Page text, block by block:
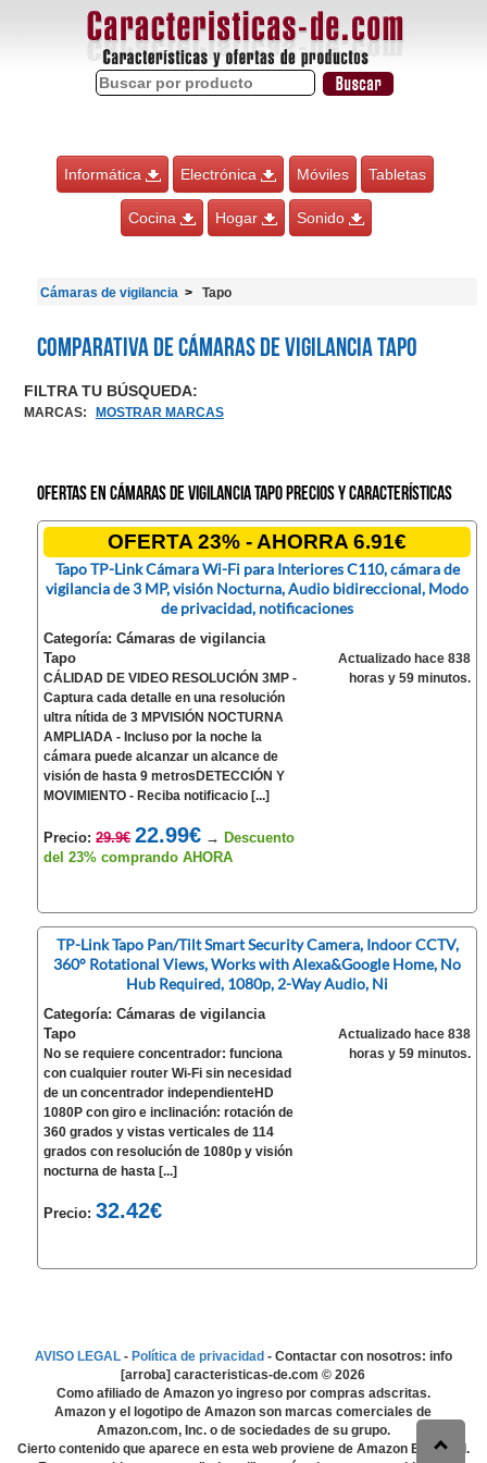
Informática Electrónica Móviles Tabletas
Cocina Hogar Sonido
Cámaras de vigilancia Tapo
Comparativa de Cámaras de vigilancia Tapo
FILTRA TU BÚSQUEDA:
MARCAS: MOSTRAR MARCAS
Ofertas en Cámaras de vigilancia Tapo precios y características
OFERTA 23% - AHORRA 6.91€
Tapo TP-Link Cámara Wi-Fi para Interiores C110, cámara de
vigilancia de 3 MP, visión Nocturna, Audio bidireccional, Modo
de privacidad, notificaciones
Categoría: Cámaras de vigilancia
Tapo
CÁLIDAD DE VIDEO RESOLUCIÓN 3MP -
Captura cada detalle en una resolución
ultra nítida de 3 MPVISIÓN NOCTURNA
AMPLIADA - Incluso por la noche la
cámara puede alcanzar un alcance de
visión de hasta 9 metrosDETECCIÓN Y
MOVIMIENTO - Reciba notificacio [...]
Precio:29.9€ 22.99€ → Descuento
del 23% comprando AHORA
Actualizado hace 838
horas y 59 minutos.
TP-Link Tapo Pan/Tilt Smart Security Camera, Indoor CCTV,
360° Rotational Views, Works with Alexa&Google Home, No
Hub Required, 1080p, 2-Way Audio, Ni
Categoría: Cámaras de vigilancia
Tapo
No se requiere concentrador: funciona
con cualquier router Wi-Fi sin necesidad
de un concentrador independienteHD
1080P con giro e inclinación: rotación de
360 grados y vistas verticales de 114
grados con resolución de 1080p y visión
nocturna de hasta [...]
Precio:32.42€
Actualizado hace 838
horas y 59 minutos.
AVISO LEGAL- Política de privacidad - Contactar con nosotros: info
[arroba] caracteristicas-de.com ©2026
Como afiliado de Amazon yo ingreso por compras adscritas.
Amazon y el logotipo de Amazon son marcas comerciales de
Amazon.com, Inc. o de sociedades de su grupo.
Cierto contenido que aparece en esta web proviene de Amazon EU S.à r.l.